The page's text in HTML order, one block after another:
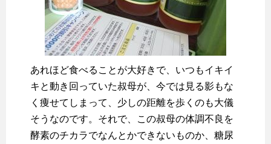
あれほど食べることが大好きで、いつもイキイ
キと動き回っていた叔母が、今では見る影もな
く痩せてしまって、少しの距離を歩くのも大儀
そうなのです。それで、この叔母の体調不良を
酵素のチカラでなんとかできないものか、糖尿